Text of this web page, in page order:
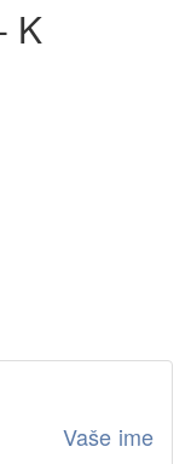
K
Vaše ime